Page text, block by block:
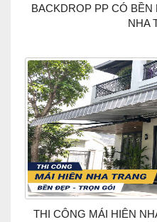
BACKDROP PP CÓ
NHA
THI CÔNG MÁI HIÊN